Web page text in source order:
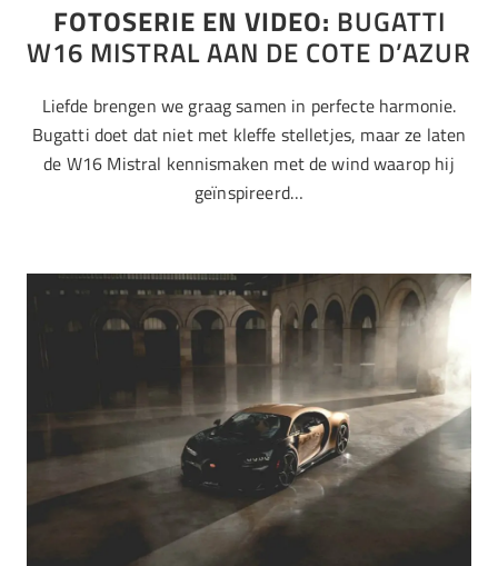
FOTOSERIE EN VIDEO: BUGATTI
W16 MISTRAL AAN DE COTE D’AZUR
Liefde brengen we graag samen in perfecte harmonie.
Bugatti doet dat niet met kleffe stelletjes, maar ze laten
de W16 Mistral kennismaken met de wind waarop hij
geïnspireerd…